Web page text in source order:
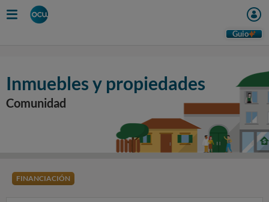
Guio
Inmuebles y propiedades
Comunidad
FINANCIACIÓN